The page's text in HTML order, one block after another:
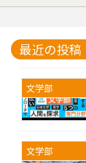
最近の投稿
文学部
文学部